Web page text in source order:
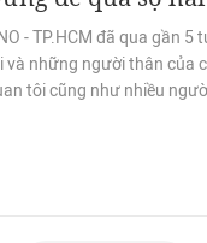
- TP.HCM đã qua gần
và những người thân của
tôi cũng như nhiều